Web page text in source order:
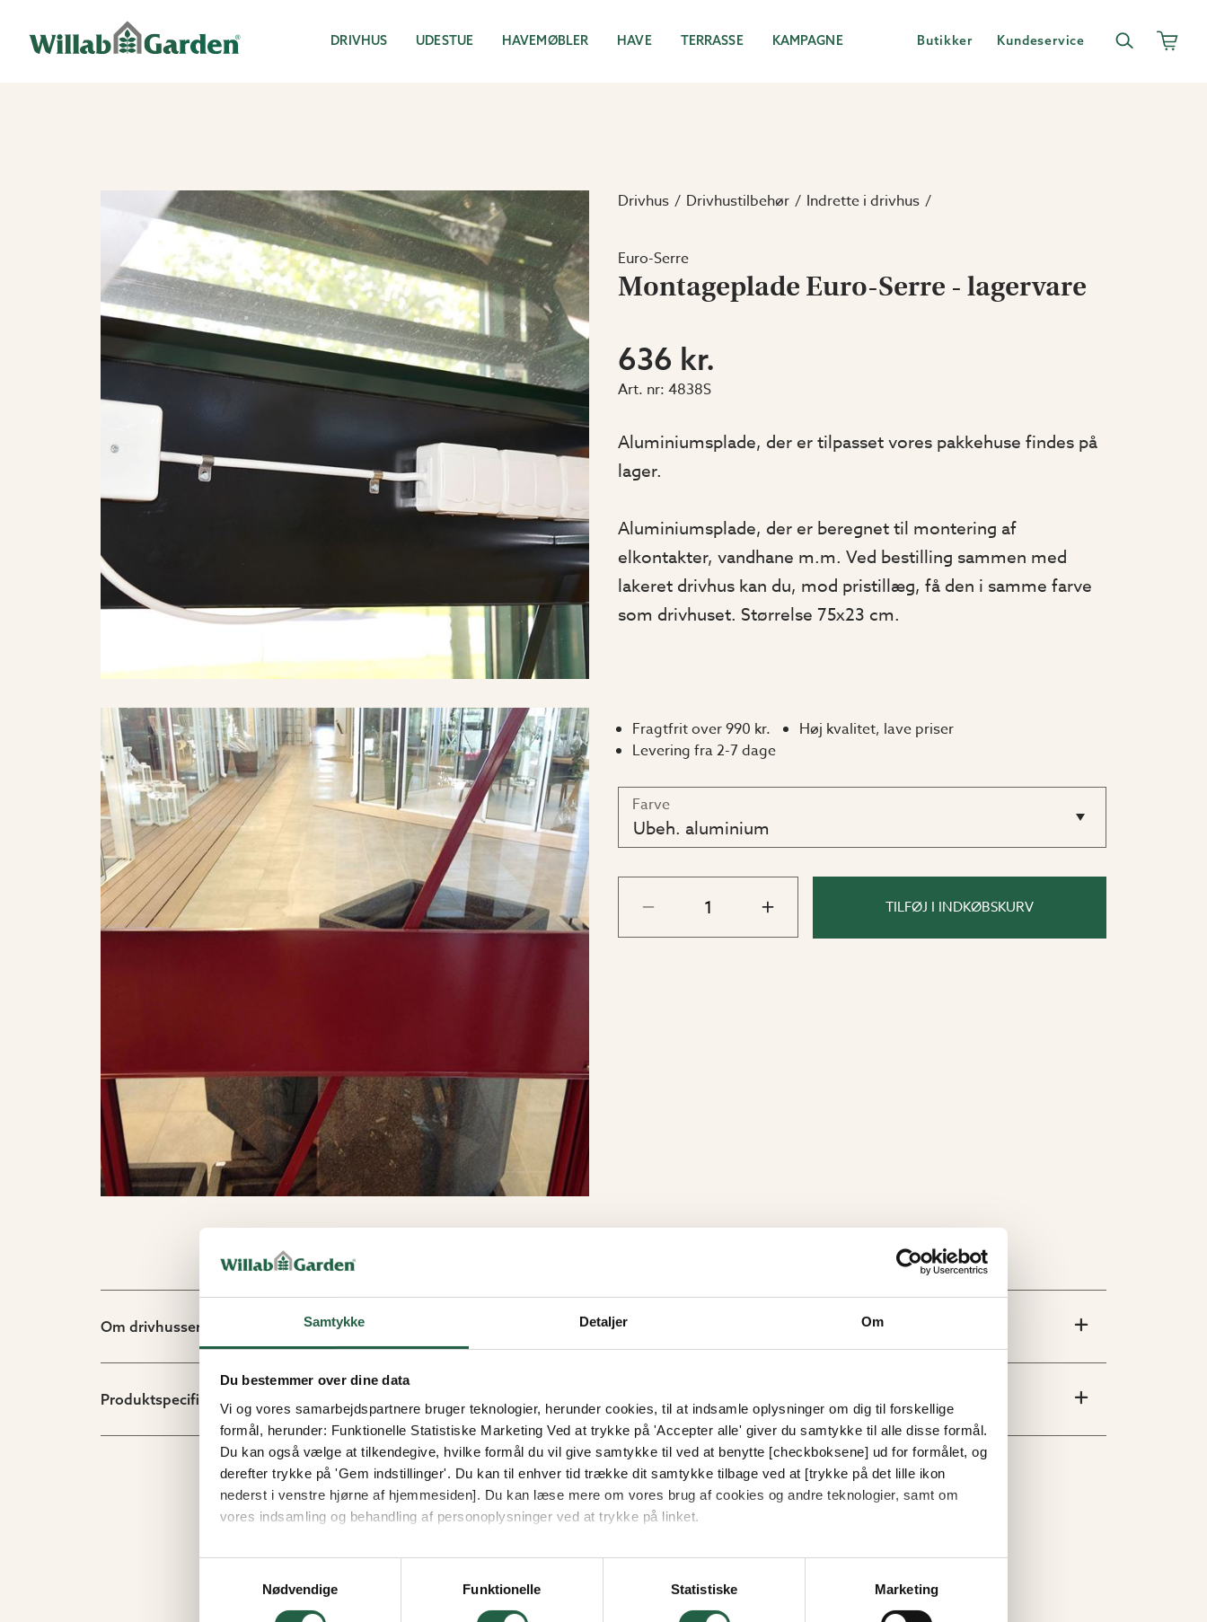
Samtykke Detaljer Om
Du bestemmer over dine data
Vi og vores samarbejdspartnere bruger teknologier, herunder cookies, til at indsamle oplysninger om dig til forskellige
formål, herunder: Funktionelle Statistiske Marketing Ved at trykke på 'Accepter alle' giver du samtykke til alle disse formål.
Du kan også vælge at tilkendegive, hvilke formål du vil give samtykke til ved at benytte [checkboksene] ud for formålet, og
derefter trykke på 'Gem indstillinger'. Du kan til enhver tid trække dit samtykke tilbage ved at [trykke på det lille ikon
nederst i venstre hjørne af hjemmesiden]. Du kan læse mere om vores brug af cookies og andre teknologier, samt om
vores indsamling og behandling af personoplysninger ved at trykke på linket.
Få flere oplysninger om, hvordan Google behandler personlige oplysninger
Nødvendige
Funktionelle Statistiske Marketing
DRIVHUS UDESTUE HAVEMØBLER HAVE TERRASSE KAMPAGNE Butikker Kundeservice
Drivhus Drivhustilbehør Indrette i drivhus
Euro-Serre
Montageplade Euro-Serre - lagervare
636 kr.
Art. nr: 4838S
Aluminiumsplade, der er tilpasset vores pakkehuse findes på
lager.
Aluminiumsplade, der er beregnet til montering af
elkontakter, vandhane m.m. Ved bestilling sammen med
lakeret drivhus kan du, mod pristillæg, få den i samme farve
som drivhuset. Størrelse 75x23 cm.
Fragtfrit over 990 kr.
Høj kvalitet, lave priser
Levering fra 2-7 dage
Farve
Ubeh. aluminium
TILFØJ I INDKØBSKURV
Om drivhusserien Euro-Serre
Produktspecifikation